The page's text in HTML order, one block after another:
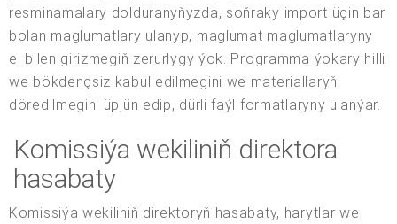
resminamalary dolduranyňyzda, soňraky import üçin bar
bolan maglumatlary ulanyp, maglumat maglumatlaryny
el bilen girizmegiň zerurlygy ýok. Programma ýokary hilli
we bökdençsiz kabul edilmegini we materiallaryň
döredilmegini üpjün edip, dürli faýl formatlaryny ulanýar.
Komissiýa wekiliniň direktora
hasabaty
Komissiýa wekiliniň direktoryň hasabaty, harytlar we